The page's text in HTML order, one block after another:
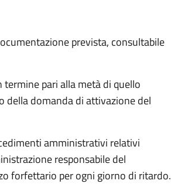
prevista, consultabile
pari alla metà di quello
della domanda di attivazione del
amministrativi relativi
responsabile del
forfettario per ogni giorno di ritardo.